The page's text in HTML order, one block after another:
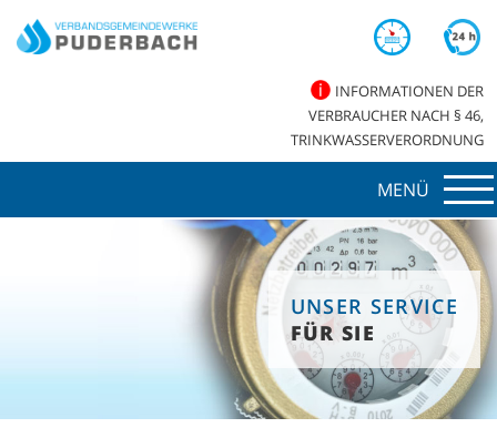
INFORMATIONEN DER
VERBRAUCHER NACH § 46,
TRINKWASSERVERORDNUNG
MENÜ
UNSER SERVICE
FÜR SIE